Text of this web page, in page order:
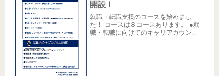
開設！
就職・転職支援のコースを始めまし
た！ コースは８コースあります。 ●就
職・転職に向けてのキャリアカウンセ